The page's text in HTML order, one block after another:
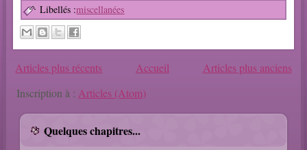
Libellés :miscellanées
Articles plus récents Articles plus anciens
Accueil
Inscription à : Articles (Atom)
Quelques chapitres...